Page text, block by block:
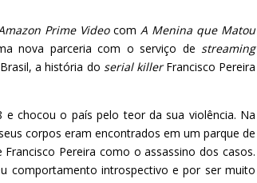
Prime VideocomA Menina que Matou
nova parceria com o serviço de streaming
a história do serial killerFrancisco Pereira
chocou o país pelo teor da sua violência. Na
corpos eram encontrados em um parque de
Pereira como o assassino dos casos.
comportamento introspectivo e por ser muito